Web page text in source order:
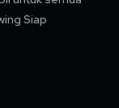
Siap